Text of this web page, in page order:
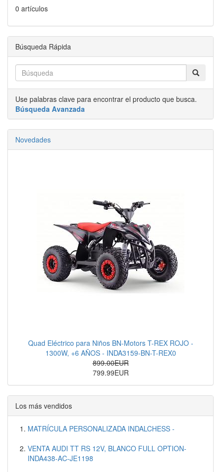
0 artículos
Búsqueda Rápida
Use palabras clave para encontrar el producto que busca.
Búsqueda Avanzada
Novedades
Quad Eléctrico para Niños BN-Motors T-REX ROJO -
1300W, +6 AÑOS - INDA3159-BN-T-REX0
899.00EUR
799.99EUR
Los más vendidos
MATRÍCULA PERSONALIZADA INDALCHESS -
VENTA AUDI TT RS 12V, BLANCO FULL OPTION-
INDA438-AC-JE1198